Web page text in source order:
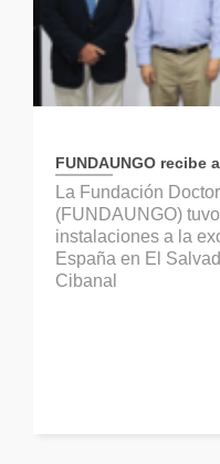
FUNDAUNGO recibe
La Fundación
(FUNDAUNGO)
instalaciones a la
España en El
Cibanal